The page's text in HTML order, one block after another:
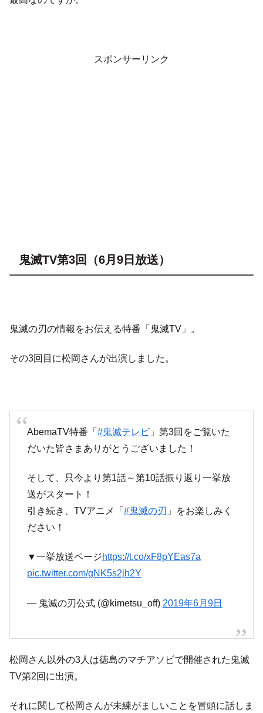
スポンサーリンク
鬼滅TV第3回（6月9日放送）
鬼滅の刃の情報をお伝える特番「鬼滅TV」。
その3回目に松岡さんが出演しました。
AbemaTV特番「 #鬼滅テレビ」第3回をご覧いた
だいた皆さまありがとうございました！
そして、只今より第1話～第10話振り返り一挙放
送がスタート！
引き続き、TVアニメ「 #鬼滅の刃 」をお楽しみく
ださい！
▼一挙放送ページhttps://t.co/xF8pYEas7a
pic.twitter.com/gNK5s2jh2Y
— 鬼滅の刃公式 (@kimetsu_off) 2019年6月9日
松岡さん以外の3人は徳島のマチアソビで開催された鬼滅
TV第2回に出演。
それに関して松岡さんが未練がましいことを冒頭に話しま